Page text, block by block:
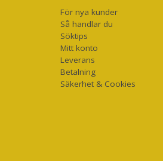
För nya kunder
Så handlar du
Söktips
Mitt konto
Leverans
Betalning
Säkerhet & Cookies